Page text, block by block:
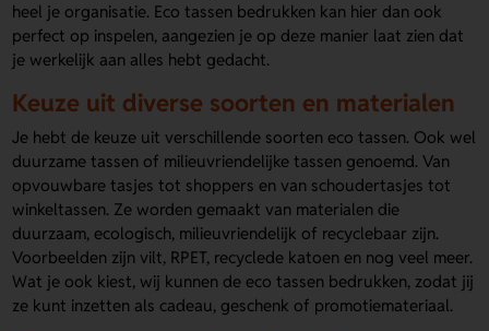
heel je organisatie. Eco tassen bedrukken kan hier dan ook
perfect op inspelen, aangezien je op deze manier laat zien dat
je werkelijk aan alles hebt gedacht.
Keuze uit diverse soorten en materialen
Je hebt de keuze uit verschillende soorten eco tassen. Ook wel
duurzame tassen of milieuvriendelijke tassen genoemd. Van
opvouwbare tasjes tot shoppers en van schoudertasjes tot
winkeltassen. Ze worden gemaakt van materialen die
duurzaam, ecologisch, milieuvriendelijk of recyclebaar zijn.
Voorbeelden zijn vilt, RPET, recyclede katoen en nog veel meer.
Wat je ook kiest, wij kunnen de eco tassen bedrukken, zodat jij
ze kunt inzetten als cadeau, geschenk of promotiemateriaal.